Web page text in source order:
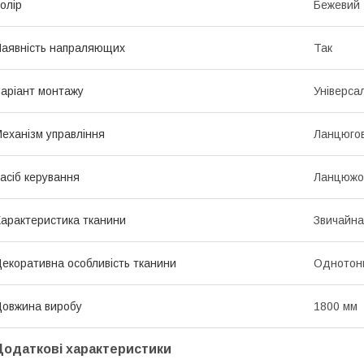
Бежевий
напраляющих Так
монтажу
управління
керування
тканини Звичайна
особливість тканини
виробу 1800 мм
характеристики